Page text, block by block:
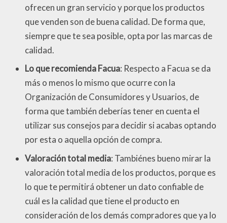
ofrecen un gran servicio y porque los productos
que venden son de buena calidad. De forma que,
siempre que te sea posible, opta por las marcas de
calidad.
Lo que recomienda Facua: Respecto a Facua se da
más o menos lo mismo que ocurre con la
Organización de Consumidores y Usuarios, de
forma que también deberías tener en cuenta el
utilizar sus consejos para decidir si acabas optando
por esta o aquella opción de compra.
Valoración total media: Tambiénes bueno mirar la
valoración total media de los productos, porque es
lo que te permitirá obtener un dato confiable de
cuál es la calidad que tiene el producto en
consideración de los demás compradores que ya lo